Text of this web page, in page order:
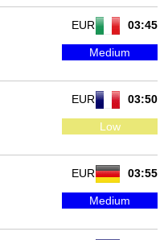
03:45
EUR
Medium
03:50
EUR
Low
03:55
EUR
Medium